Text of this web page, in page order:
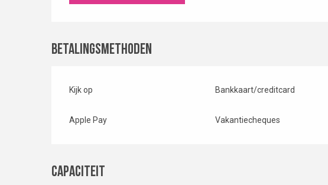
Betalingsmethoden
Kijk op Bankkaart/creditcard
Apple Pay Vakantiecheques
Capaciteit